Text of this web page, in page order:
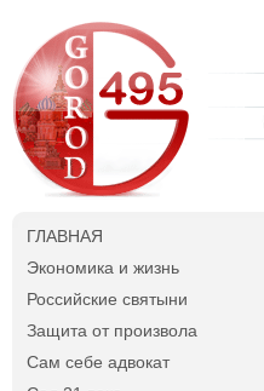
ГЛАВНАЯ
Экономика и жизнь
Российские святыни
Защита от произвола
Сам себе адвокат